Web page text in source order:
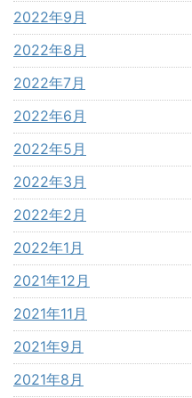
2022年9月
2022年8月
2022年7月
2022年6月
2022年5月
2022年3月
2022年2月
2022年1月
2021年12月
2021年11月
2021年9月
2021年8月